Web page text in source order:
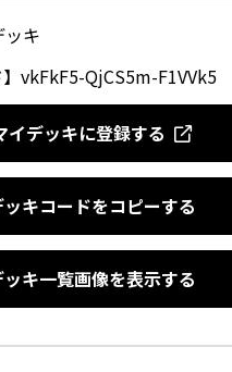
ッキ
vkFkF5-QjCS5m-F1VVk5
イデッキに登録する
ッキコードをコピーする
ッキ一覧画像を表示する